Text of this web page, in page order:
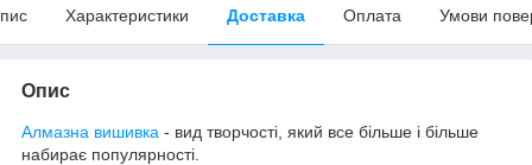
Характеристики Доставка Оплата Умови
Опис
Алмазна вишивка - вид творчості, який все більше і більше
набирає популярності.